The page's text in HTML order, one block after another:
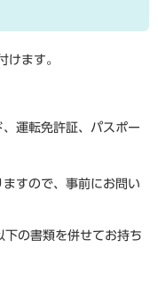
けます。
運転免許証、パスポー
すので、事前にお問い
の書類を併せてお持ち